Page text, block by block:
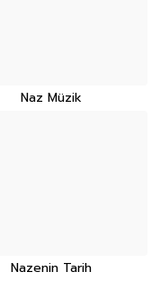
Naz Müzik
Nazenin Tarih